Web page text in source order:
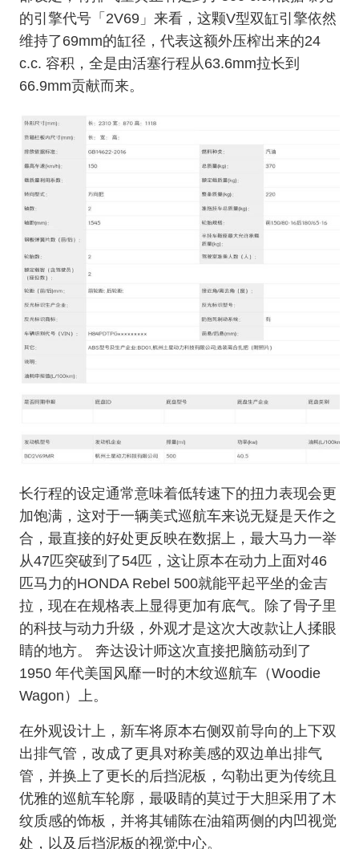
的引擎代号「2V69」来看，这颗V型双缸引擎依然
维持了69mm的缸径，代表这额外压榨出来的24
c.c. 容积，全是由活塞行程从63.6mm拉长到
66.9mm贡献而来。
长行程的设定通常意味着低转速下的扭力表现会更
加饱满，这对于一辆美式巡航车来说无疑是天作之
合，最直接的好处更反映在数据上，最大马力一举
从47匹突破到了54匹，这让原本在动力上面对46
匹马力的HONDA Rebel 500就能平起平坐的金吉
拉，现在在规格表上显得更加有底气。除了骨子里
的科技与动力升级，外观才是这次大改款让人揉眼
睛的地方。 奔达设计师这次直接把脑筋动到了
1950 年代美国风靡一时的木纹巡航车（Woodie
Wagon）上。
在外观设计上，新车将原本右侧双前导向的上下双
出排气管，改成了更具对称美感的双边单出排气
管，并换上了更长的后挡泥板，勾勒出更为传统且
优雅的巡航车轮廓，最吸睛的莫过于大胆采用了木
纹质感的饰板，并将其铺陈在油箱两侧的内凹视觉
处，以及后挡泥板的视觉中心。